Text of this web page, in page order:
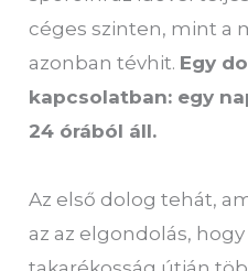
céges szinten, mint a
azonban tévhit. Egy
kapcsolatban: egy
24 órából áll.
Az első dolog tehát,
az az elgondolás,